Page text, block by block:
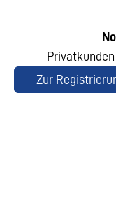
Privatkunden
Zur